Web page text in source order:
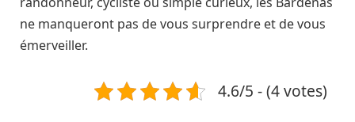
ne manqueront pas de vous surprendre et de vous
émerveiller.
4.6/5 - (4 votes)